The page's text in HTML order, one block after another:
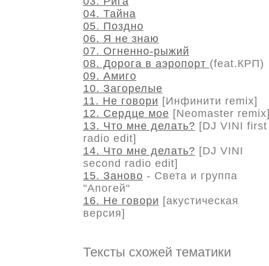
04. Тайна
05. Поздно
06. Я не знаю
07. Огненно-рыжий
08. Дорога в аэропорт (feat.КРП)
09. Амиго
10. Загорелые
11. Не говори [Инфинити remix]
12. Сердце мое [Neomaster remix]
13. Что мне делать? [DJ VINI first
radio edit]
14. Что мне делать? [DJ VINI
second radio edit]
15. Заново - Света и группа
"Апогей"
16. Не говори [акустическая
версия]
Тексты схожей тематики